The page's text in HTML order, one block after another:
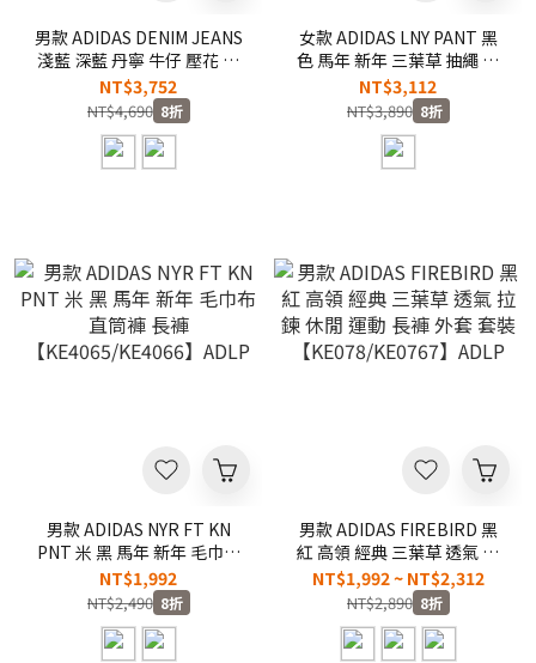
男款 ADIDAS DENIM JEANS
淺藍 深藍 丹寧 牛仔 壓花 三
葉草 長褲 寬褲
【KS6845/KS6916】ADLP
NT$3,752
NT$4,690 8折
女款 ADIDAS LNY PANT 黑
色 馬年 新年 三葉草 抽繩 寬
鬆 寬褲 長褲【KT3139】
ADLP CNY
NT$3,112
NT$3,890 8折
男款 ADIDAS NYR FT KN
PNT 米 黑 馬年 新年 毛巾布
直筒褲 長褲
【KE4065/KE4066】ADLP
NT$1,992
NT$2,490 8折
男款 ADIDAS FIREBIRD 黑
紅 高領 經典 三葉草 透氣 拉
鍊 休閒 運動 長褲 外套 套裝
【KE078/KE0767】ADLP
NT$1,992 ~ NT$2,312
NT$2,890 8折